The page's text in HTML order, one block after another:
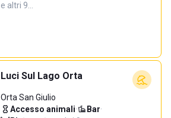
e altri 9…
Luci Sul Lago Orta
Orta San Giulio
Accesso animali· Bar·